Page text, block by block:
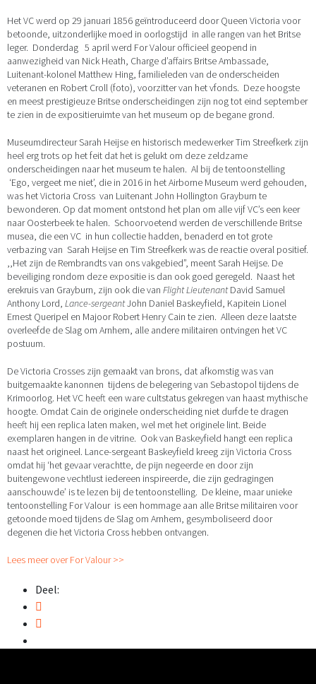
Het VC werd op 29 januari 1856 geïntroduceerd door Queen Victoria voor
betoonde, uitzonderlijke moed in oorlogstijd in alle rangen van het Britse
leger. Donderdag 5 april werd For Valour officieel geopend in
aanwezigheid van Nick Heath, Charge d’affairs Britse Ambassade,
Luitenant-kolonel Matthew Hing, familieleden van de onderscheiden
veteranen en Robert Croll (foto), voorzitter van het vfonds. Deze hoogste
en meest prestigieuze Britse onderscheidingen zijn nog tot eind september
te zien in de expositieruimte van het museum op de begane grond.
Museumdirecteur Sarah Heijse en historisch medewerker Tim Streefkerk zijn
heel erg trots op het feit dat het is gelukt om deze zeldzame
onderscheidingen naar het museum te halen. Al bij de tentoonstelling
‘Ego, vergeet me niet’, die in 2016 in het Airborne Museum werd gehouden,
was het Victoria Cross van Luitenant John Hollington Grayburn te
bewonderen. Op dat moment ontstond het plan om alle vijf VC’s een keer
naar Oosterbeek te halen. Schoorvoetend werden de verschillende Britse
musea, die een VC in hun collectie hadden, benaderd en tot grote
verbazing van Sarah Heijse en Tim Streefkerk was de reactie overal positief.
,,Het zijn de Rembrandts van ons vakgebied”, meent Sarah Heijse. De
beveiliging rondom deze expositie is dan ook goed geregeld. Naast het
erekruis van Grayburn, zijn ook die van Flight LieutenantDavid Samuel
Anthony Lord, Lance-sergeantJohn Daniel Baskeyfield, Kapitein Lionel
Ernest Queripel en Majoor Robert Henry Cain te zien. Alleen deze laatste
overleefde de Slag om Arnhem, alle andere militairen ontvingen het VC
postuum.
De Victoria Crosses zijn gemaakt van brons, dat afkomstig was van
buitgemaakte kanonnen tijdens de belegering van Sebastopol tijdens de
Krimoorlog. Het VC heeft een ware cultstatus gekregen van haast mythische
hoogte. Omdat Cain de originele onderscheiding niet durfde te dragen
heeft hij een replica laten maken, wel met het originele lint. Beide
exemplaren hangen in de vitrine. Ook van Baskeyfield hangt een replica
naast het origineel. Lance-sergeant Baskeyfield kreeg zijn Victoria Cross
omdat hij ‘het gevaar verachtte, de pijn negeerde en door zijn
buitengewone vechtlust iedereen inspireerde, die zijn gedragingen
aanschouwde’ is te lezen bij de tentoonstelling. De kleine, maar unieke
tentoonstelling For Valour is een hommage aan alle Britse militairen voor
getoonde moed tijdens de Slag om Arnhem, gesymboliseerd door
degenen die het Victoria Cross hebben ontvangen.
Lees meer over For Valour >>
Deel: